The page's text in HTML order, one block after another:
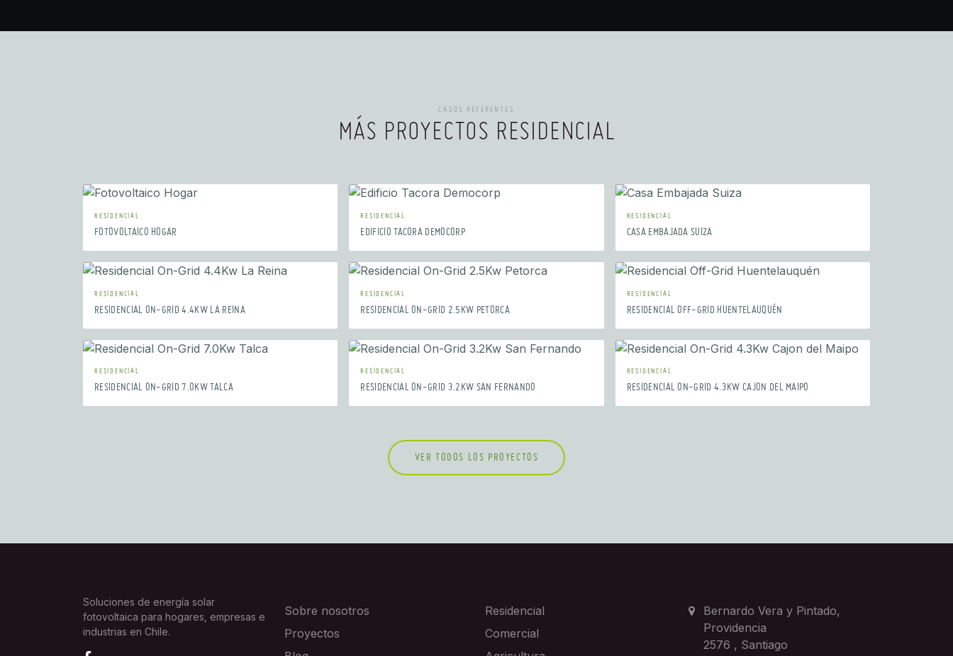
CASOS REFERENTES
MÁS PROYECTOS RESIDENCIAL
RESIDENCIAL
FOTOVOLTAICO HOGAR
RESIDENCIAL
EDIFICIO TACORA DEMOCORP
RESIDENCIAL
CASA EMBAJADA SUIZA
RESIDENCIAL
RESIDENCIAL ON-GRID 4.4KW LA REINA
RESIDENCIAL
RESIDENCIAL ON-GRID 2.5KW PETORCA
RESIDENCIAL
RESIDENCIAL OFF-GRID HUENTELAUQUÉN
RESIDENCIAL
RESIDENCIAL ON-GRID 7.0KW TALCA
RESIDENCIAL
RESIDENCIAL ON-GRID 3.2KW SAN FERNANDO
RESIDENCIAL
RESIDENCIAL ON-GRID 4.3KW CAJON DEL MAIPO
VER TODOS LOS PROYECTOS
Soluciones de energía solar
fotovoltaica para hogares, empresas e
industrias en Chile.
Sobre nosotros
Proyectos
Residencial
Comercial
Bernardo Vera y Pintado,
Providencia
2576 , Santiago